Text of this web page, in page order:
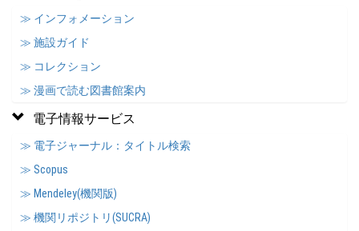
≫ インフォメーション
≫ 施設ガイド
≫ コレクション
≫ 漫画で読む図書館案内
電子情報サービス
≫ 電子ジャーナル：タイトル検索
≫ Scopus
≫ Mendeley(機関版)
≫ 機関リポジトリ(SUCRA)